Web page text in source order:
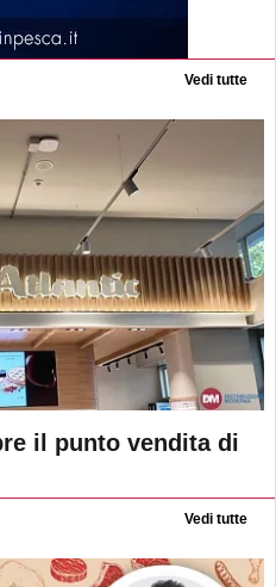
Vedi tutte
il punto vendita di
Vedi tutte